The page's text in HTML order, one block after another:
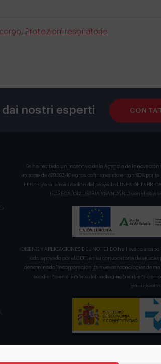
Protezioni respiratorie
nostri esperti
Se ha recibido un incentivo de la Agencia de
importe de 429.393,40 euros, cofinanciado en un 80% por
FEDER para la realización del proyecto LÍNEA DE
HORECA, INDUSTRIA Y SANITARIO con el
DISEÑO Y APLICACIONES DEL NO TEJIDO ha llevado a
sido apoyado por el CDTI en su convocatoria de
denominado "Incorporación de nuevas tecnologías de
ecodiseño en el ámbito del packaging" recibiendo en
presupuesto